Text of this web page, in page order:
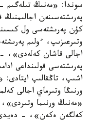
سوندا: «مەنىڭ تىلەگىم -
پەرىشتەسىنەن
كۇن پەرىشتەسى ول
وتىرعىزىپ، ءولىم
اجالى قاشان كەلەدى»،
پەرىشتەسى قولىنداعى
اشىپ، تاڭقالىپ
ورنىڭا وتىرماي اجالى
«مەنىڭ ورنىما
كەلگەن ەكەن»، -